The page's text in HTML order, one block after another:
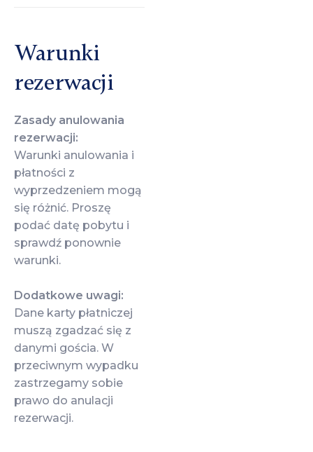
Warunki
rezerwacji
Zasady anulowania
rezerwacji:
Warunki anulowania i
płatności z
wyprzedzeniem mogą
się różnić. Proszę
podać datę pobytu i
sprawdź ponownie
warunki.
Dodatkowe uwagi:
Dane karty płatniczej
muszą zgadzać się z
danymi gościa. W
przeciwnym wypadku
zastrzegamy sobie
prawo do anulacji
rezerwacji.